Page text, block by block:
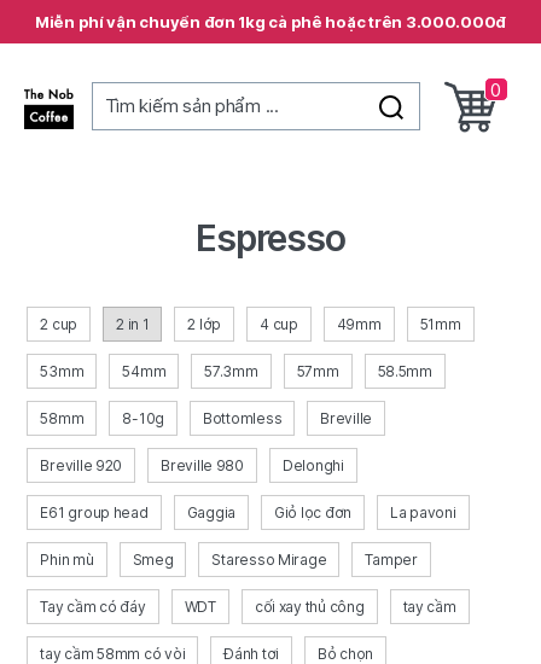
Miễn phí vận chuyển đơn 1kg cà phê hoặc trên 3.000.000đ
Tìm kiếm sản phẩm ...
0
Espresso
2 cup 2 in 1 2 lớp 4 cup 49mm 51mm
53mm 54mm 57.3mm 57mm 58.5mm
58mm 8-10g Bottomless Breville
Breville 920 Breville 980 Delonghi
E61 group head Gaggia Giỏ lọc đơn La pavoni
Phin mù Smeg Staresso Mirage Tamper
Tay cầm có đáy WDT cối xay thủ công tay cầm
tay cầm 58mm có vòi Đánh tơi Bỏ chọn